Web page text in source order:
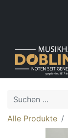
Alle Produkte